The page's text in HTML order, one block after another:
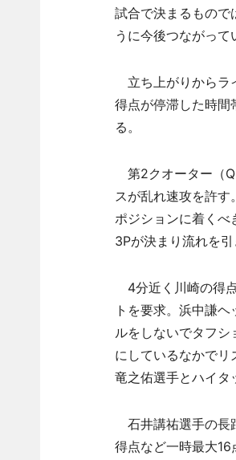
試合で決まるもので
うに今後つながっ
立ち上がりからラ
得点が停滞した時間
る。
第2クオーター（Q
スが乱れ速攻を許
ポジションに着くべ
3Pが決まり流れを引
4分近く川崎の得
トを要求。浜中謙
ルをしないでタフ
にしているなかでリ
竜之佑選手とハイタ
石井講祐選手の長
得点など一時最大